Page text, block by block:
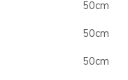
50cm
50cm
50cm